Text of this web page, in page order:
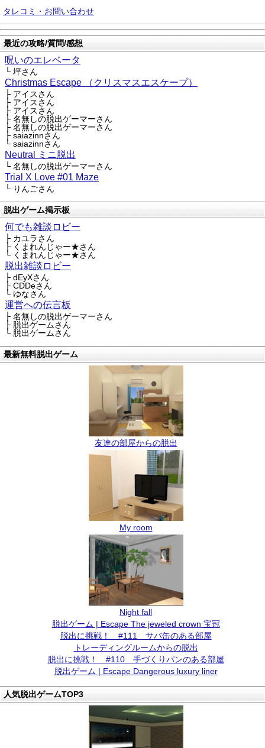
タレコミ・お問い合わせ
最近の攻略/質問/感想
呪いのエレベータ
└ 坪さん
Christmas Escape （クリスマスエスケープ）
├ アイスさん
├ アイスさん
├ アイスさん
├ 名無しの脱出ゲーマーさん
├ 名無しの脱出ゲーマーさん
├ saiazinnさん
└ saiazinnさん
Neutral ミニ脱出
└ 名無しの脱出ゲーマーさん
Trial X Love #01 Maze
└ りんごさん
脱出ゲーム掲示板
何でも雑談ロビー
├ カユラさん
├ くまれんじゃー★さん
└ くまれんじゃー★さん
脱出雑談ロビー
├ dEyXさん
├ CDDeさん
└ ゆなさん
運営への伝言板
├ 名無しの脱出ゲーマーさん
├ 脱出ゲームさん
└ 脱出ゲームさん
最新無料脱出ゲーム
友達の部屋からの脱出
My room
Night fall
脱出ゲーム | Escape The jeweled crown 宝冠
脱出に挑戦！ #111 サバ缶のある部屋
トレーディングルームからの脱出
脱出に挑戦！ #110 手づくりパンのある部屋
脱出ゲーム | Escape Dangerous luxury liner
人気脱出ゲームTOP3